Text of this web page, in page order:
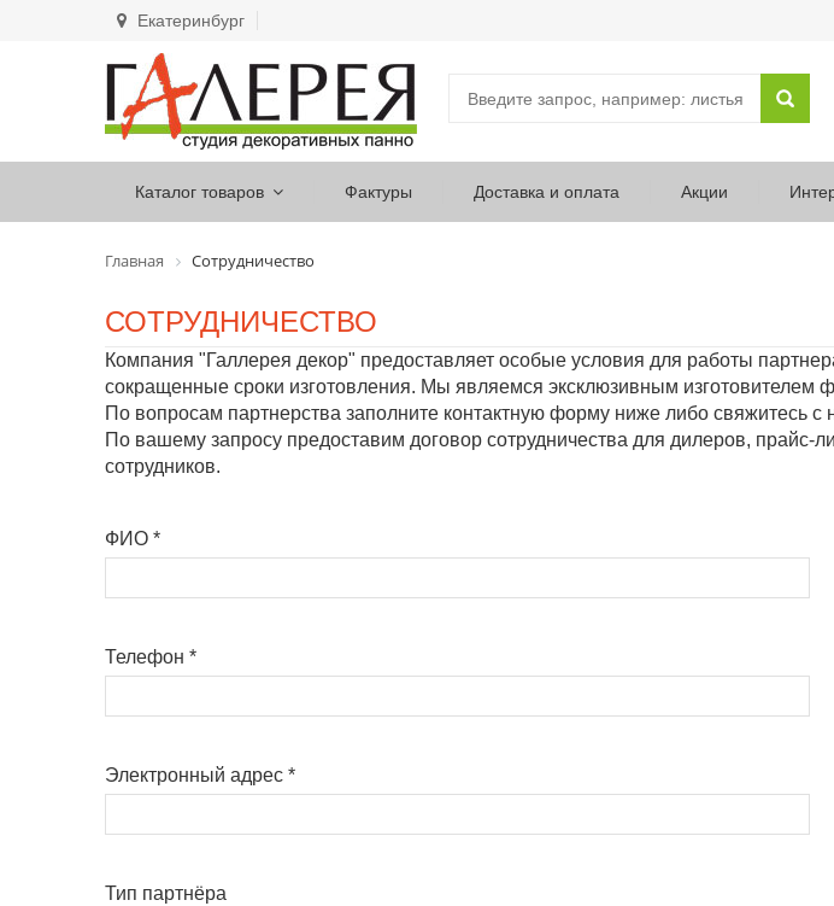
Екатеринбург
Каталог товаров Фактуры Доставка и оплата Акции
Главная Сотрудничество
СОТРУДНИЧЕСТВО
Компания "Галлерея декор" предоставляет особые условия для работы
сокращенные сроки изготовления. Мы являемся эксклюзивным
По вопросам партнерства заполните контактную форму ниже либо свяжитесь
По вашему запросу предоставим договор сотрудничества для дилеров,
сотрудников.
ФИО *
Телефон *
Электронный адрес *
Тип партнёра